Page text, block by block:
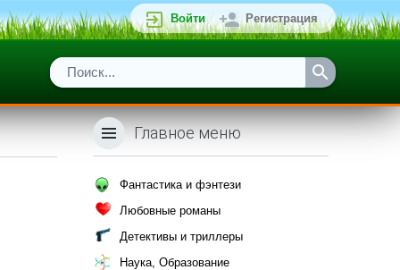
Войти Регистрация
Главное меню
Фантастика и фэнтези
Любовные романы
Детективы и триллеры
Наука, Образование